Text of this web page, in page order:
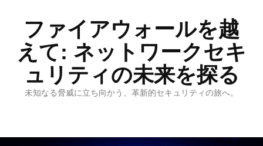
ファイアウォールを越
えて: ネットワークセキ
ュリティの未来を探る
未知なる脅威に立ち向かう、革新的セキュリティの旅へ。